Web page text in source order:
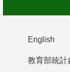
English